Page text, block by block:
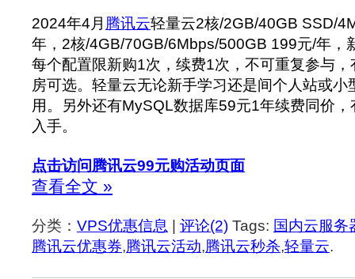
2024年4月 腾讯云轻量云2核/2GB/40GB SSD/
年，2核/4GB/70GB/6Mbps/500GB 199元/年，
每个配置限新购1次，续费1次，不可重复参与
房可选。轻量云无论新手学习还是间个人站或小
用。另外还有MySQL数据库59元1年续费同价
入手。
点击访问腾讯云99元购活动页面
查看全文 »
分类： VPS优惠信息 | 评论(2) Tags: 国内云服务
腾讯云优惠券,腾讯云活动,腾讯云秒杀,轻量云.